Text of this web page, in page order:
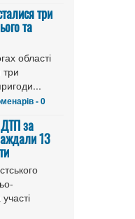
три
та
області
три
- 0
за
13